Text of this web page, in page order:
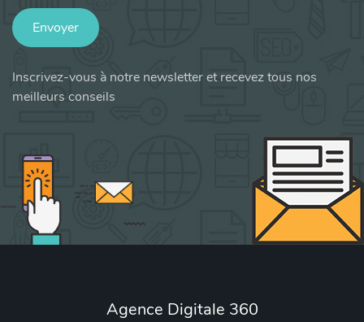
Envoyer
Inscrivez-vous à notre newsletter et recevez tous nos
meilleurs conseils
Agence Digitale 360